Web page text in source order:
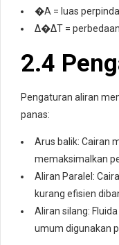
�A = luas
Δ�ΔT =
2.4
Pengaturan aliran
panas:
Arus balik: Cairan
memaksimalkan
Aliran Paralel:
kurang efisien
Aliran silang:
umum digunakan